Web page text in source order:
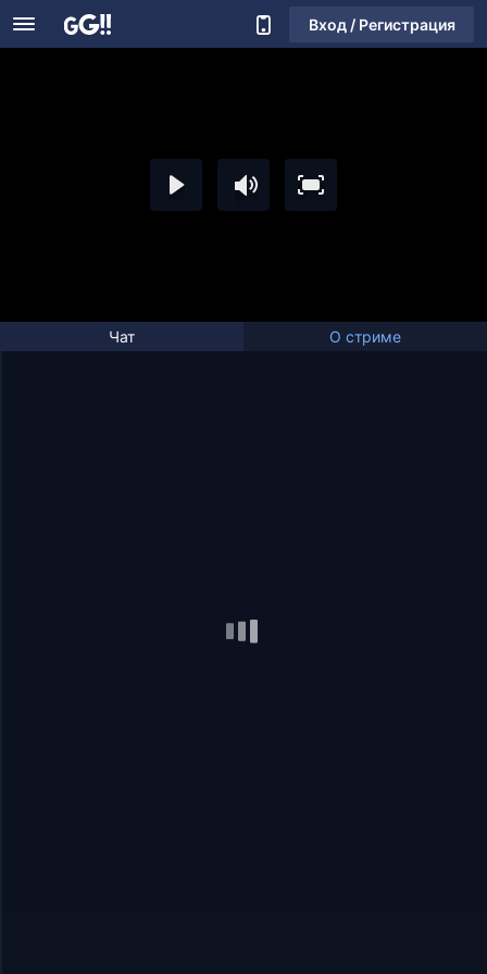
Вход / Регистрация
Чат О стриме